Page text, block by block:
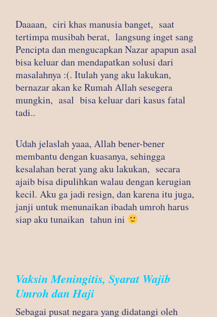
Daaaan, ciri khas manusia banget, saat
tertimpa musibah berat, langsung inget sang
Pencipta dan mengucapkan Nazar apapun asal
bisa keluar dan mendapatkan solusi dari
masalahnya :(. Itulah yang aku lakukan,
bernazar akan ke Rumah Allah sesegera
mungkin, asal bisa keluar dari kasus fatal
tadi..
Udah jelaslah yaaa, Allah bener-bener
membantu dengan kuasanya, sehingga
kesalahan berat yang aku lakukan, secara
ajaib bisa dipulihkan walau dengan kerugian
kecil. Aku ga jadi resign, dan karena itu juga,
janji untuk menunaikan ibadah umroh harus
siap aku tunaikan tahun ini
Vaksin Meningitis, Syarat Wajib
Umroh dan Haji
Sebagai pusat negara yang didatangi oleh